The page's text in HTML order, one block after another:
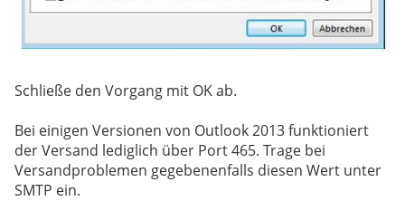
Schließe den Vorgang mit OK ab.
Bei einigen Versionen von Outlook 2013 funktioniert
der Versand lediglich über Port 465. Trage bei
Versandproblemen gegebenenfalls diesen Wert unter
SMTP ein.